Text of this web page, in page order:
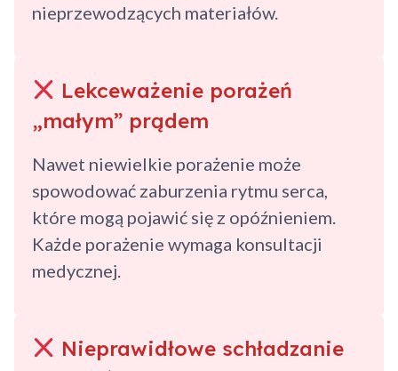
nieprzewodzących materiałów.
Lekceważenie porażeń
„małym” prądem
Nawet niewielkie porażenie może
spowodować zaburzenia rytmu serca,
które mogą pojawić się z opóźnieniem.
Każde porażenie wymaga konsultacji
medycznej.
Nieprawidłowe schładzanie